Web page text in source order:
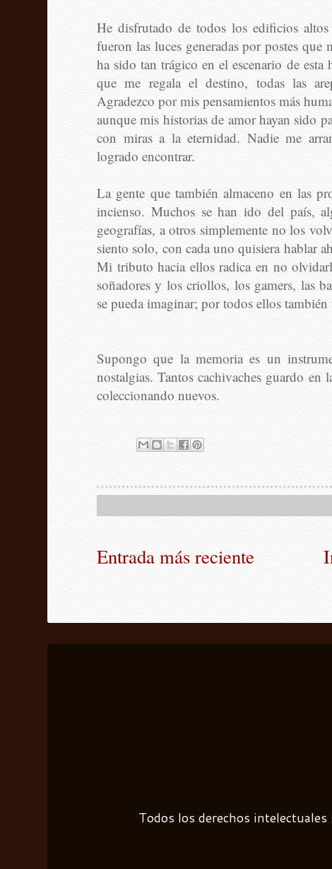
He disfrutado de todos los edificios
fueron las luces generadas por postes
ha sido tan trágico en el escenario de
que me regala el destino, todas las
Agradezco por mis pensamientos más
aunque mis historias de amor hayan sido
con miras a la eternidad. Nadie me
logrado encontrar.
La gente que también almaceno en las
incienso. Muchos se han ido del país,
geografías, a otros simplemente no los
siento solo, con cada uno quisiera hablar
Mi tributo hacia ellos radica en no
soñadores y los criollos, los gamers, las
se pueda imaginar; por todos ellos también
Supongo que la memoria es un
nostalgias. Tantos cachivaches guardo
coleccionando nuevos.
Entrada más reciente
Todos los derechos